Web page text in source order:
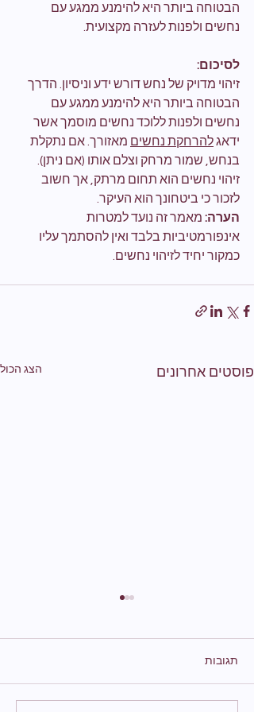
הבטוחה ביותר היא להימנע ממגע עם
נחשים ולפנות לעזרה מקצועית.
לסיכום:
זיהוי מדויק של נחש דורש ידע וניסיון. הדרך
הבטוחה ביותר היא להימנע ממגע עם
נחשים ולפנות ללוכד נחשים מוסמך אשר
ידאג להרחקת נחשים מאזורך. אם נתקלת
בנחש, שמור מרחק וצלם אותו (אם ניתן).
זיהוי נחשים הוא תחום מרתק, אך חשוב
לזכור כי ביטחונך הוא העיקר.
הערה: מאמר זה נועד למטרות
אינפורמטיביות בלבד ואין להסתמך עליו
כמקור יחיד לזיהוי נחשים.
פוסטים אחרונים הצג הכול
תגובות